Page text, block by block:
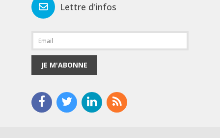
Lettre d'infos
JE M'ABONNE